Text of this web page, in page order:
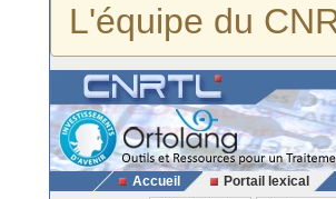
L'équipe du
Accueil Portail lexical